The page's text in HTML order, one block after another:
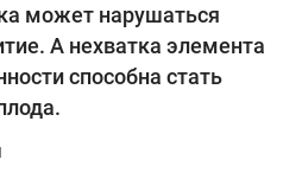
может нарушаться
А нехватка элемента
способна стать